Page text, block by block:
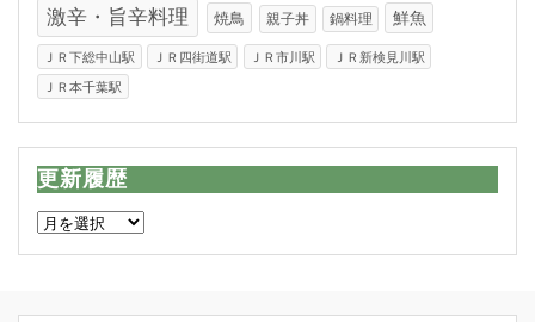
激辛・旨辛料理 焼鳥 親子丼 鍋料理 鮮魚
ＪＲ下総中山駅 ＪＲ四街道駅 ＪＲ市川駅 ＪＲ新検見川駅
ＪＲ本千葉駅
更新履歴
更